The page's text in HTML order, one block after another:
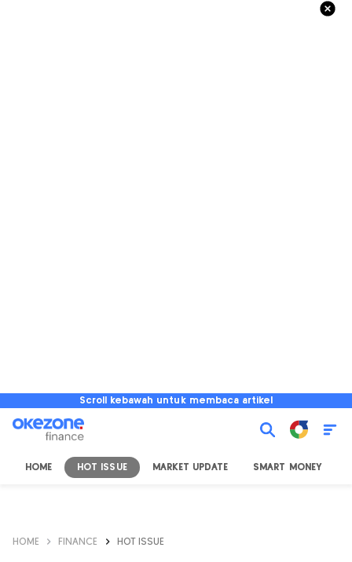
Scroll kebawah untuk membaca artikel
HOME HOT ISSUE MARKET UPDATE SMART MONEY
HOME FINANCE HOT ISSUE